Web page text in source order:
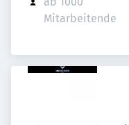
Mitarbeitende